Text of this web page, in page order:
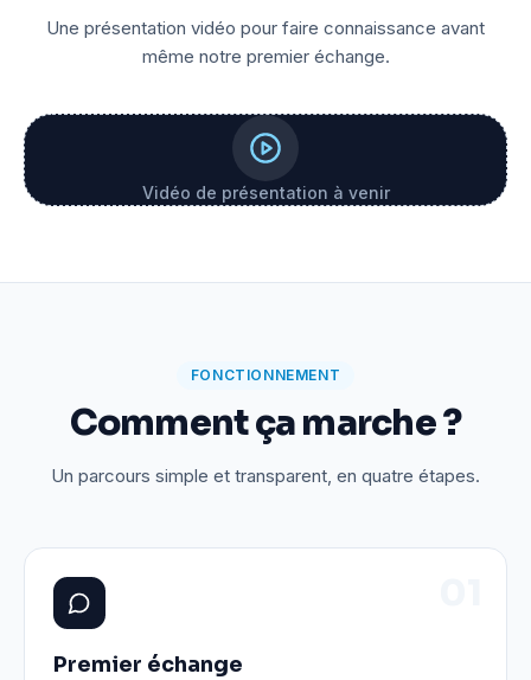
Une présentation vidéo pour faire connaissance avant
même notre premier échange.
Vidéo de présentation à venir
FONCTIONNEMENT
Comment ça marche ?
Un parcours simple et transparent, en quatre étapes.
Premier échange